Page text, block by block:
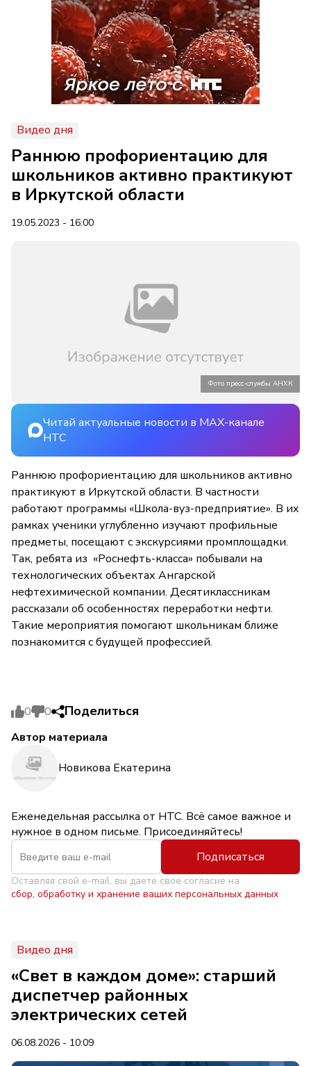
Видео дня
Раннюю профориентацию для
школьников активно практикуют
в Иркутской области
19.05.2023 - 16:00
Фото пресс-службы АНХК
Читай актуальные новости в MAX-канале
НТС
Раннюю профориентацию для школьников активно
практикуют в Иркутской области. В частности
работают программы «Школа-вуз-предприятие». В их
рамках ученики углубленно изучают профильные
предметы, посещают с экскурсиями промплощадки.
Так, ребята из «Роснефть-класса» побывали на
технологических объектах Ангарской
нефтехимической компании. Десятиклассникам
рассказали об особенностях переработки нефти.
Такие мероприятия помогают школьникам ближе
познакомится с будущей профессией.
0 0 Поделиться
Автор материала
Новикова Екатерина
Еженедельная рассылка от НТС. Всё самое важное и
нужное в одном письме. Присоединяйтесь!
Подписаться
Оставляя свой e-mail, вы даете свое согласие на
сбор, обработку и хранение ваших персональных данных
Видео дня
«Свет в каждом доме»: старший
диспетчер районных
электрических сетей
06.08.2026 - 10:09